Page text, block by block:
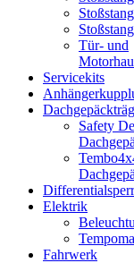
Tür- und
Servicekits
Safety
Elektrik
Fahrwerk